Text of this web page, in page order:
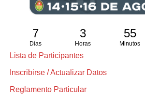
7
Días
3
Horas
55
Minutos
Lista de Participantes
Inscribirse / Actualizar Datos
Reglamento Particular